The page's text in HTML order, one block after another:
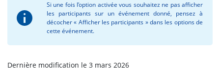
Si une fois l’option activée vous souhaitez ne pas afficher
les participants sur un événement donné, pensez à
décocher « Afficher les participants » dans les options de
cette événement.
Dernière modification le 3 mars 2026